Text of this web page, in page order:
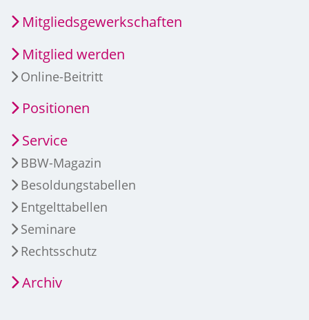
Mitgliedsgewerkschaften
Mitglied werden
Online-Beitritt
Positionen
Service
BBW-Magazin
Besoldungstabellen
Entgelttabellen
Seminare
Rechtsschutz
Archiv